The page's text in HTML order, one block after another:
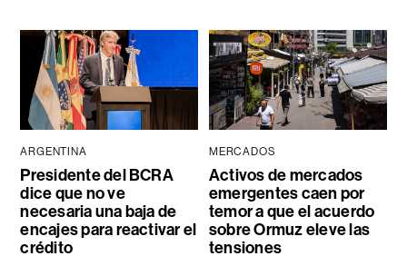
ARGENTINA
Presidente del BCRA
dice que no ve
necesaria una baja de
encajes para reactivar el
crédito
MERCADOS
Activos de mercados
emergentes caen por
temor a que el acuerdo
sobre Ormuz eleve las
tensiones